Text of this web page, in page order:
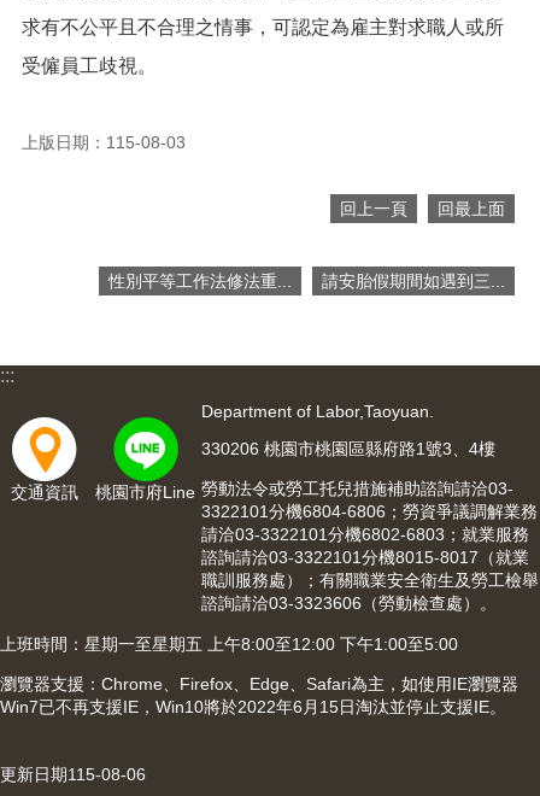
檔
案
應
信
箱
常
園
市
入
站
求有不公平且不合理之情事，可認定為雇主對求職人或所
受僱員工歧視。
上版日期：115-08-03
回上一頁 回最上面
性別平等工作法修法重... 請安胎假期間如遇到三...
:::
交通資訊 桃園市府Line
Department of Labor,Taoyuan.
330206 桃園市桃園區縣府路1號3、4樓
勞動法令或勞工托兒措施補助諮詢請洽03-
3322101分機6804-6806；勞資爭議調解業務
請洽03-3322101分機6802-6803；就業服務
諮詢請洽03-3322101分機8015-8017（就業
職訓服務處）；有關職業安全衛生及勞工檢舉
諮詢請洽03-3323606（勞動檢查處）。
上班時間：星期一至星期五 上午8:00至12:00 下午1:00至5:00
瀏覽器支援：Chrome、Firefox、Edge、Safari為主，如使用IE瀏覽器
Win7已不再支援IE，Win10將於2022年6月15日淘汰並停止支援IE。
更新日期115-08-06